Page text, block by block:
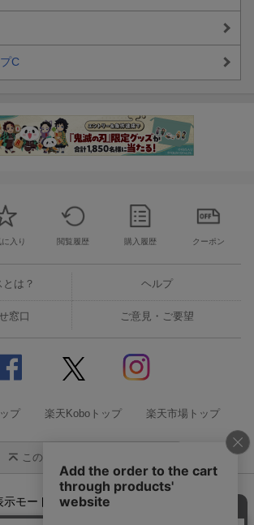
C
に入り 閲覧履歴 購入履歴 クーポン
は？ ヘルプ
窓口 ご意見・ご要望
プ 楽天Koboトップ 楽天市場トップ
このページの先頭に戻る
示モード モバイル